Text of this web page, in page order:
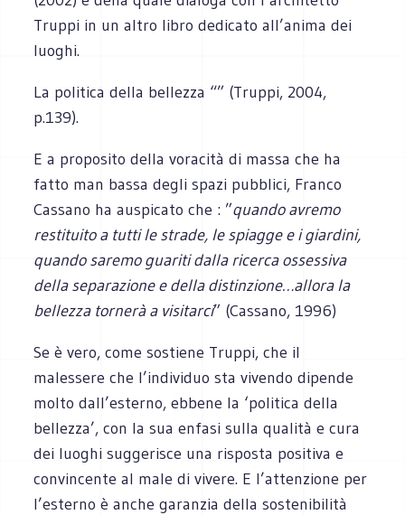
Truppi in un altro libro dedicato all’anima dei
luoghi.
La politica della bellezza “” (Truppi, 2004,
p.139).
E a proposito della voracità di massa che ha
fatto man bassa degli spazi pubblici, Franco
Cassano ha auspicato che : ”quando avremo
restituito a tutti le strade, le spiagge e i giardini,
quando saremo guariti dalla ricerca ossessiva
della separazione e della distinzione…allora la
bellezza tornerà a visitarci” (Cassano, 1996)
Se è vero, come sostiene Truppi, che il
malessere che l’individuo sta vivendo dipende
molto dall’esterno, ebbene la ‘politica della
bellezza’, con la sua enfasi sulla qualità e cura
dei luoghi suggerisce una risposta positiva e
convincente al male di vivere. E l’attenzione per
l’esterno è anche garanzia della sostenibilità